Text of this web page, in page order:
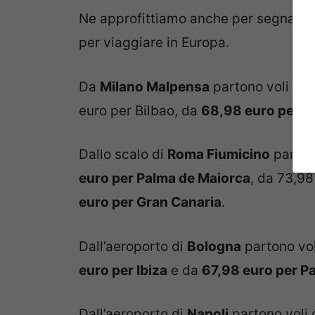
Ne approfittiamo anche per
per viaggiare in Europa.
Da Milano Malpensa partono voli
euro per Bilbao, da 68,98 euro per
Dallo scalo di Roma Fiumicino
euro per Palma de Maiorca, da
euro per Gran Canaria.
Dall’aeroporto di Bologna partono
euro per Ibiza e da 67,98 euro per